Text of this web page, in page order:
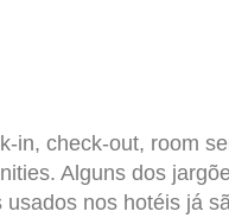
in, check-out, room
Alguns dos
usados nos hotéis já